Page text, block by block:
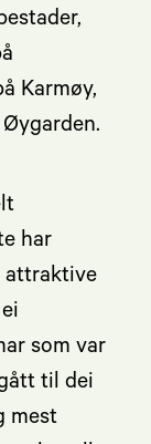
Karmøy,
Øygarden.
har
attraktive
som var
til dei
mest